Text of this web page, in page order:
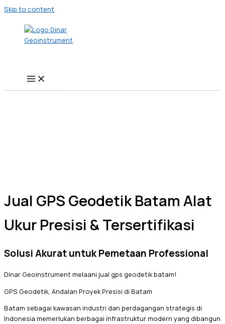
Skip to content
Jual GPS Geodetik Batam Alat
Ukur Presisi & Tersertifikasi
Solusi Akurat untuk Pemetaan Professional
Dinar Geoinstrument melaani jual gps geodetik batam!
GPS Geodetik, Andalan Proyek Presisi di Batam
Batam sebagai kawasan industri dan perdagangan strategis di
Indonesia memerlukan berbagai infrastruktur modern yang dibangun